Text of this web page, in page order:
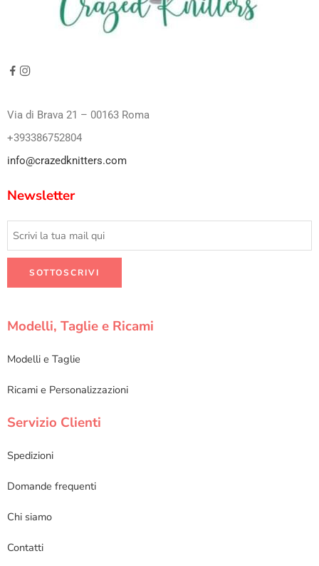
Via di Brava 21 – 00163 Roma
+393386752804
info@crazedknitters.com
Newsletter
Modelli, Taglie e Ricami
Modelli e Taglie
Ricami e Personalizzazioni
Servizio Clienti
Spedizioni
Domande frequenti
Chi siamo
Contatti